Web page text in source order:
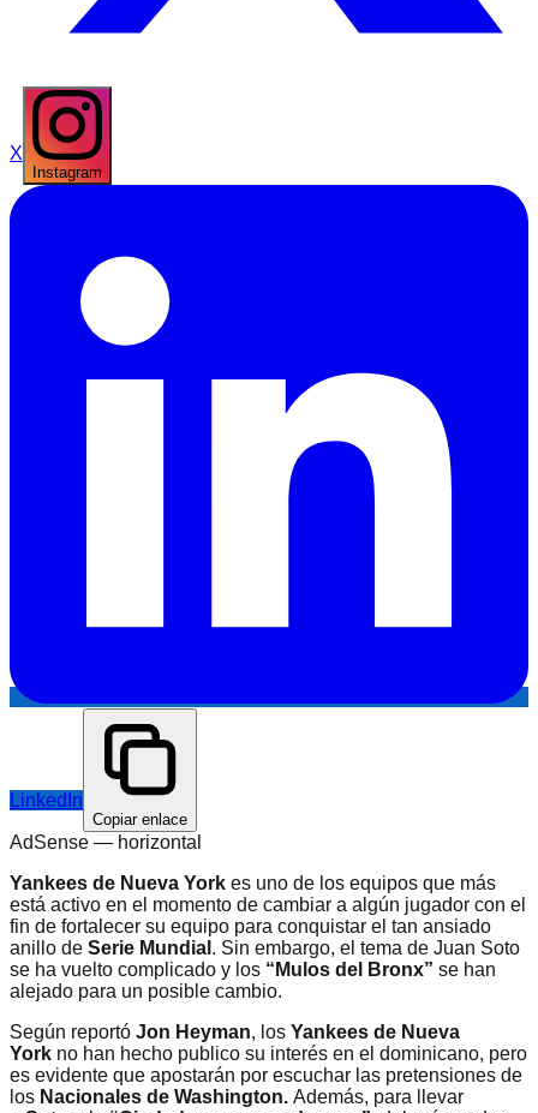
X
Instagram
LinkedIn
Copiar enlace
AdSense — horizontal
Yankees de Nueva York es uno de los equipos que más
está activo en el momento de cambiar a algún jugador con el
fin de fortalecer su equipo para conquistar el tan ansiado
anillo de Serie Mundial . Sin embargo, el tema de Juan Soto
se ha vuelto complicado y los “Mulos del Bronx” se han
alejado para un posible cambio.
Según reportó Jon Heyman, los Yankees de Nueva
York no han hecho publico su interés en el dominicano, pero
es evidente que apostarán por escuchar las pretensiones de
los Nacionales de Washington. Además, para llevar